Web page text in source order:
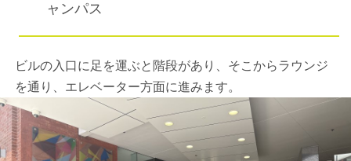
ャンパス
ビルの入口に足を運ぶと階段があり、そこからラウンジ
を通り、エレベーター方面に進みます。